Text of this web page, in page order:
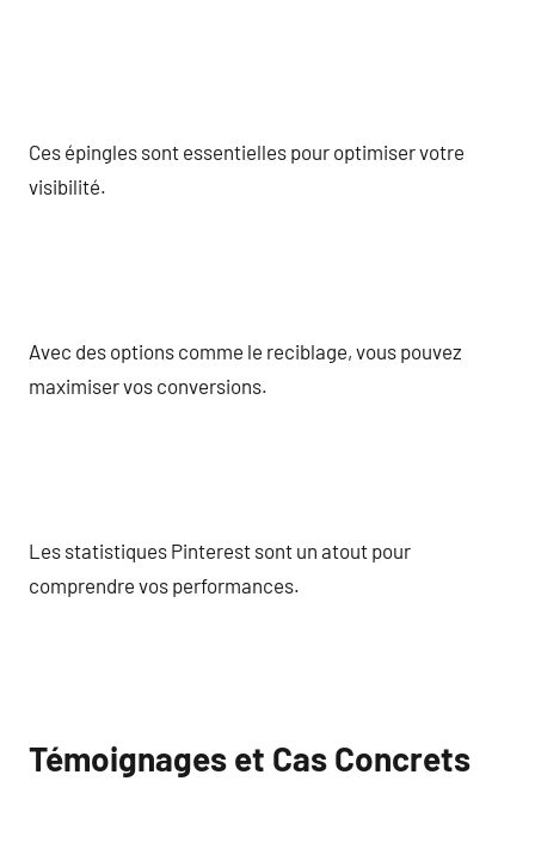
Ces épingles sont essentielles pour optimiser votre
visibilité.
Avec des options comme le reciblage, vous pouvez
maximiser vos conversions.
Les statistiques Pinterest sont un atout pour
comprendre vos performances.
Témoignages et Cas Concrets